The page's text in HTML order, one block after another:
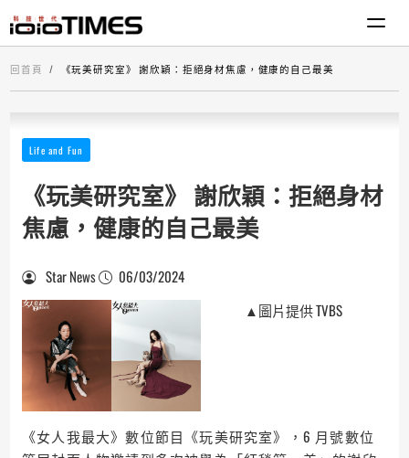
回首頁 《玩美研究室》 謝欣穎：拒絕身材焦慮，健康的自己最美
Life and Fun
《玩美研究室》 謝欣穎：拒絕身材
焦慮，健康的自己最美
Star News
06/03/2024
▲圖片提供 TVBS
《女人我最大》數位節目《玩美研究室》，6 月號數位